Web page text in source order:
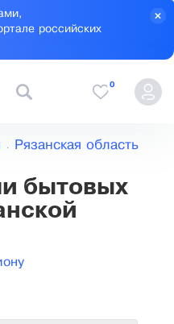
российских
0
Рязанская область
бытовых